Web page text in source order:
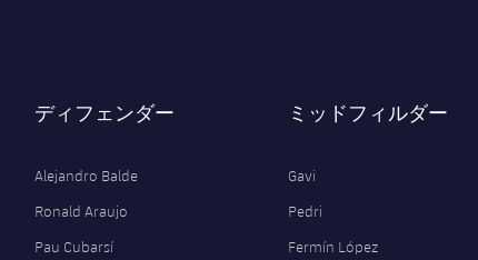
ディフェンダー
Alejandro Balde
Ronald Araujo
Pau Cubarsí
ミッドフィルダー
Gavi
Pedri
Fermín López